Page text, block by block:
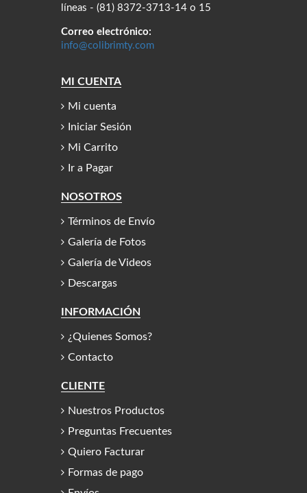
líneas - (81) 8372-3713-14 o 15
Correo electrónico:
info@colibrimty.com
MI CUENTA
Mi cuenta
Iniciar Sesión
Mi Carrito
Ir a Pagar
NOSOTROS
Términos de Envío
Galería de Fotos
Galería de Videos
Descargas
INFORMACIÓN
¿Quienes Somos?
Contacto
CLIENTE
Nuestros Productos
Preguntas Frecuentes
Quiero Facturar
Formas de pago